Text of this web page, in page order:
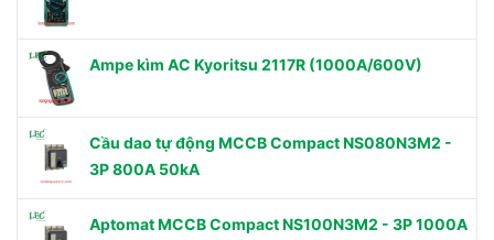
Ampe kìm AC Kyoritsu 2117R (1000A/600V)
Cầu dao tự động MCCB Compact NS080N3M2 -
3P 800A 50kA
Aptomat MCCB Compact NS100N3M2 - 3P 1000A